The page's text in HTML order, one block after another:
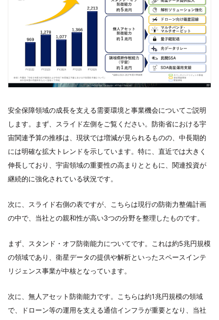
安全保障領域の成長を支える需要環境と事業機会についてご説明
します。まず、スライド左側をご覧ください。防衛省における宇
宙関連予算の推移は、現状では増減が見られるものの、中長期的
には明確な拡大トレンドを示しています。特に、直近では大きく
伸長しており、宇宙領域の重要性の高まりとともに、関連投資が
継続的に強化されている状況です。
次に、スライド右側の表ですが、こちらは現行の防衛力整備計画
の中で、当社との親和性が高い3つの分野を整理したものです。
まず、スタンド・オフ防衛能力についてです。これは約5兆円規模
の領域であり、衛星データの提供や解析といったスペースインテ
リジェンス事業が中核となっています。
次に、無人アセット防衛能力です。こちらは約1兆円規模の領域
で、ドローン等の運用を支える通信インフラが重要となり、当社